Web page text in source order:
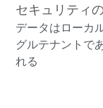
セキュリティ
データはローカ
グルテナントで
れる